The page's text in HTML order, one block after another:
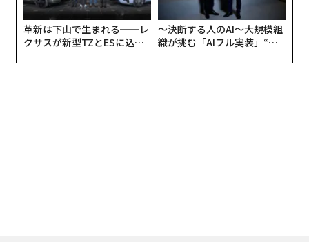
革新は下山で生まれる──レ
クサスが新型TZとESに込め
〜決断する人のAI〜大規模組
織が挑む「AIフル実装」“使